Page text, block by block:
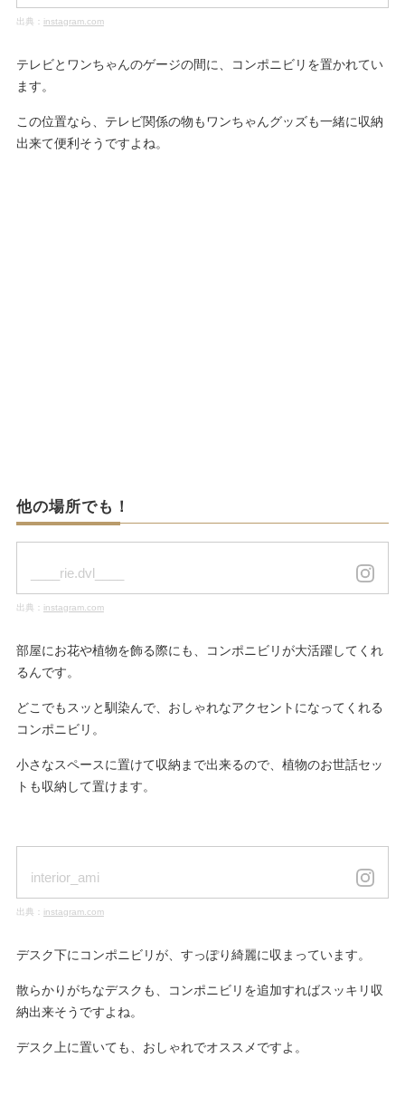
出典： instagram.com
テレビとワンちゃんのゲージの間に、コンポニビリを置かれてい
ます。
この位置なら、テレビ関係の物もワンちゃんグッズも一緒に収納
出来て便利そうですよね。
他の場所でも！
____rie.dvl____
出典： instagram.com
部屋にお花や植物を飾る際にも、コンポニビリが大活躍してくれ
るんです。
どこでもスッと馴染んで、おしゃれなアクセントになってくれる
コンポニビリ。
小さなスペースに置けて収納まで出来るので、植物のお世話セッ
トも収納して置けます。
interior_ami
出典： instagram.com
デスク下にコンポニビリが、すっぽり綺麗に収まっています。
散らかりがちなデスクも、コンポニビリを追加すればスッキリ収
納出来そうですよね。
デスク上に置いても、おしゃれでオススメですよ。